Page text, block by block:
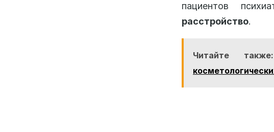
пациентов
расстройство.
Читайте также: